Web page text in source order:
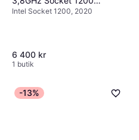
Box without Cooler
Intel Socket 1200, 2020
6 400 kr
1 butik
-13%